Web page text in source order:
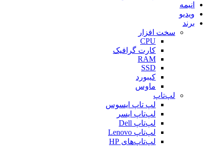
انیمه
ویدیو
برند
سخت افزار
CPU
کارت گرافیک
RAM
SSD
کیبورد
ماوس
لپ‌تاپ
لپ تاپ ایسوس
لپ‌تاپ ایسر
لپ‌تاپ Dell
لپ‌تاپ Lenovo
لپ‌تاپ‌های HP